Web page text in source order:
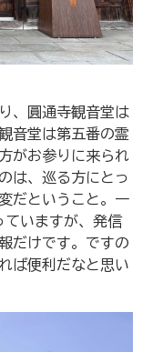
、圓通寺観音堂は
音堂は第五番の霊
がお参りに来られ
は、巡る方にとっ
だということ。一
ていますが、発信
だけです。ですの
ば便利だなと思い